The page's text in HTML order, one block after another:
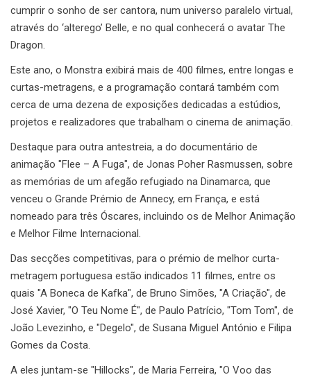
cumprir o sonho de ser cantora, num universo paralelo virtual,
através do ‘alterego’ Belle, e no qual conhecerá o avatar The
Dragon.
Este ano, o Monstra exibirá mais de 400 filmes, entre longas e
curtas-metragens, e a programação contará também com
cerca de uma dezena de exposições dedicadas a estúdios,
projetos e realizadores que trabalham o cinema de animação.
Destaque para outra antestreia, a do documentário de
animação "Flee – A Fuga", de Jonas Poher Rasmussen, sobre
as memórias de um afegão refugiado na Dinamarca, que
venceu o Grande Prémio de Annecy, em França, e está
nomeado para três Óscares, incluindo os de Melhor Animação
e Melhor Filme Internacional.
Das secções competitivas, para o prémio de melhor curta-
metragem portuguesa estão indicados 11 filmes, entre os
quais "A Boneca de Kafka", de Bruno Simões, "A Criação", de
José Xavier, "O Teu Nome É", de Paulo Patrício, "Tom Tom", de
João Levezinho, e "Degelo", de Susana Miguel António e Filipa
Gomes da Costa.
A eles juntam-se "Hillocks", de Maria Ferreira, "O Voo das